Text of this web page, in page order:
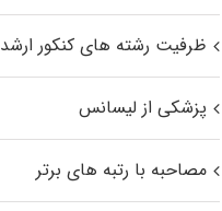
ظرفیت رشته های کنکور ارشد
پزشکی از لیسانس
مصاحبه با رتبه های برتر